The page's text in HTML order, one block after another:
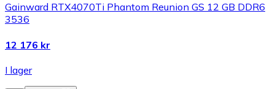
Gainward RTX4070Ti Phantom Reunion GS 12 GB DDR6
3536
12 176 kr
I lager